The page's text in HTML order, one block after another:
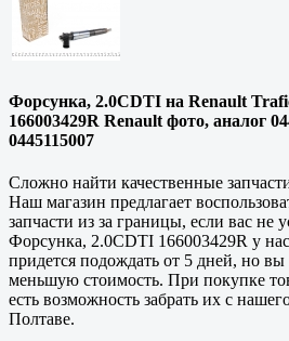
Форсунка, 2.0CDTI на Renault
166003429R Renault фото, аналог
0445115007
Сложно найти качественные
Наш магазин предлагает
запчасти из за границы, если вас не
Форсунка, 2.0CDTI 166003429R у
придется подождать от 5 дней, но вы
меньшую стоимость. При покупке
есть возможность забрать их с
Полтаве.